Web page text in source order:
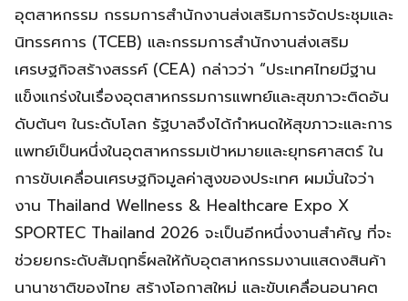
อุตสาหกรรม กรรมการสำนักงานส่งเสริมการจัดประชุมและ
นิทรรศการ (TCEB) และกรรมการสำนักงานส่งเสริม
เศรษฐกิจสร้างสรรค์ (CEA) กล่าวว่า “ประเทศไทยมีฐาน
แข็งแกร่งในเรื่องอุตสาหกรรมการแพทย์และสุขภาวะติดอัน
ดับต้นๆ ในระดับโลก รัฐบาลจึงได้กำหนดให้สุขภาวะและการ
แพทย์เป็นหนึ่งในอุตสาหกรรมเป้าหมายและยุทธศาสตร์ ใน
การขับเคลื่อนเศรษฐกิจมูลค่าสูงของประเทศ ผมมั่นใจว่า
งาน Thailand Wellness & Healthcare Expo X
SPORTEC Thailand 2026 จะเป็นอีกหนึ่งงานสำคัญ ที่จะ
ช่วยยกระดับสัมฤทธิ์ผลให้กับอุตสาหกรรมงานแสดงสินค้า
นานาชาติของไทย สร้างโอกาสใหม่ และขับเคลื่อนอนาคต